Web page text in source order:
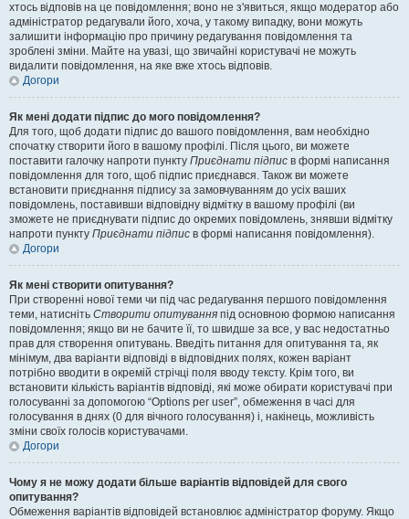
хтось відповів на це повідомлення; воно не з'явиться, якщо модератор або
адміністратор редагували його, хоча, у такому випадку, вони можуть
залишити інформацію про причину редагування повідомлення та
зроблені зміни. Майте на увазі, що звичайні користувачі не можуть
видалити повідомлення, на яке вже хтось відповів.
Догори
Як мені додати підпис до мого повідомлення?
Для того, щоб додати підпис до вашого повідомлення, вам необхідно
спочатку створити його в вашому профілі. Після цього, ви можете
поставити галочку напроти пункту Приєднати підпис в формі написання
повідомлення для того, щоб підпис приєднався. Також ви можете
встановити приєднання підпису за замовчуванням до усіх ваших
повідомлень, поставивши відповідну відмітку в вашому профілі (ви
зможете не приєднувати підпис до окремих повідомлень, знявши відмітку
напроти пункту Приєднати підпис в формі написання повідомлення).
Догори
Як мені створити опитування?
При створенні нової теми чи під час редагування першого повідомлення
теми, натисніть Створити опитування під основною формою написання
повідомлення; якщо ви не бачите її, то швидше за все, у вас недостатньо
прав для створення опитувань. Введіть питання для опитування та, як
мінімум, два варіанти відповіді в відповідних полях, кожен варіант
потрібно вводити в окремій стрічці поля вводу тексту. Крім того, ви
встановити кількість варіантів відповіді, які може обирати користувачі при
голосуванні за допомогою “Options per user”, обмеження в часі для
голосування в днях (0 для вічного голосування) і, накінець, можливість
зміни своїх голосів користувачами.
Догори
Чому я не можу додати більше варіантів відповідей для свого
опитування?
Обмеження варіантів відповідей встановлює адміністратор форуму. Якщо